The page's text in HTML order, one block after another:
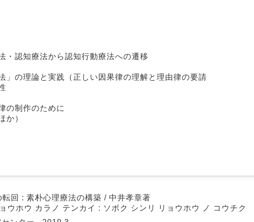
認知療法から認知行動療法への遷移
の理論と実践（正しい因果律の理解と理由律の要請
の制作のために
か）
回 : 素朴心理療法の構築 / 中井孝章著
ウホウ カラノ テンカイ : ソボク シンリ リョウホウ ノ コウチク